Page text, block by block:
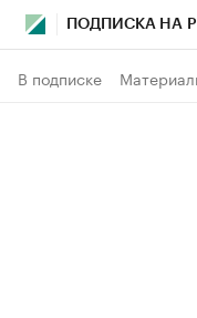
ПОДПИСКА НА
В подписке